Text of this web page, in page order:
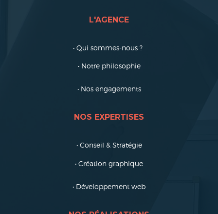
L'AGENCE
• Qui sommes-nous ?
• Notre philosophie
• Nos engagements
NOS EXPERTISES
• Conseil & Stratégie
• Création graphique
• Développement web